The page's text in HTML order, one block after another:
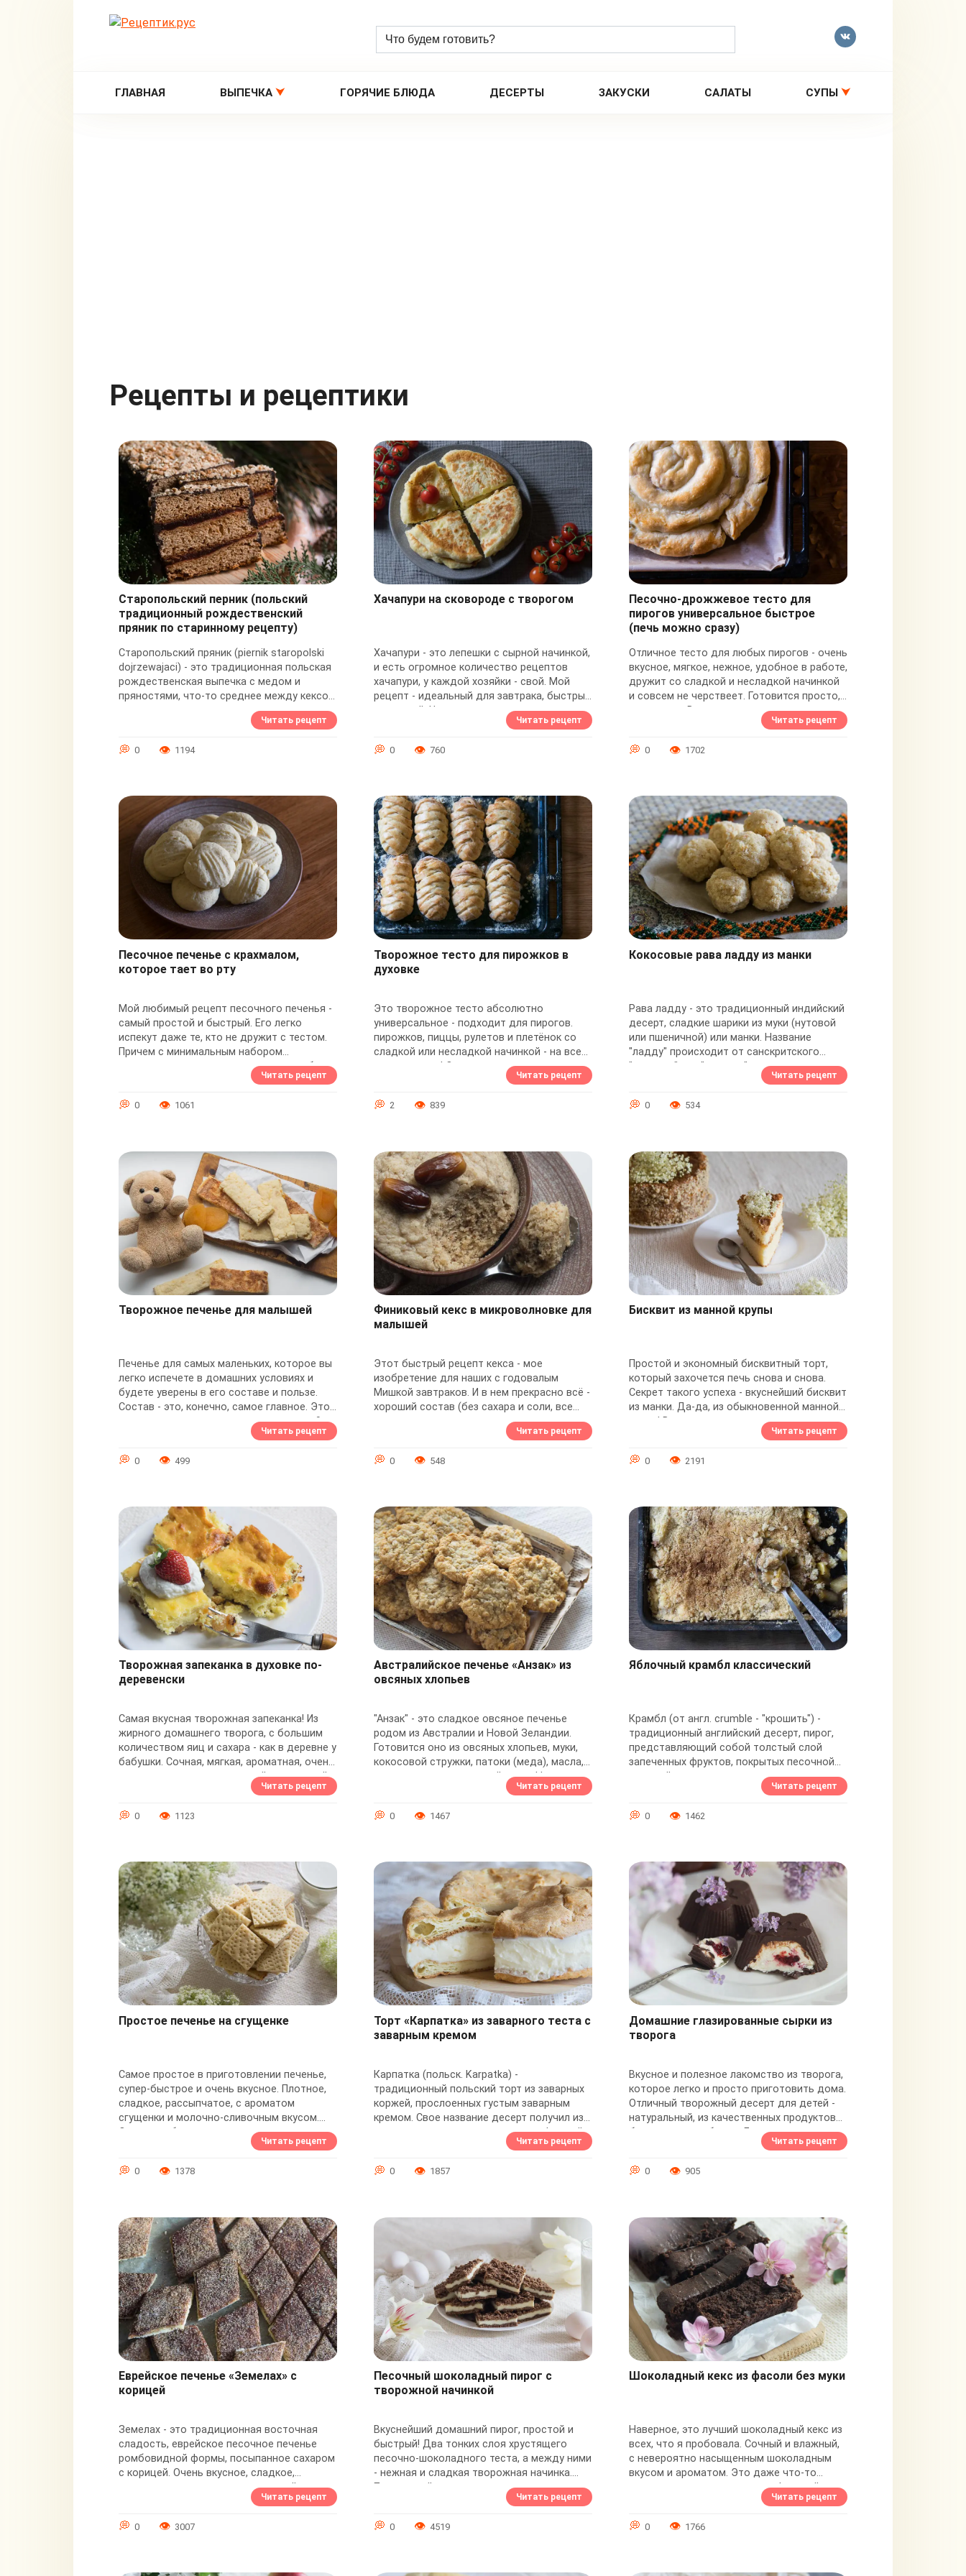
ГЛАВНАЯ ВЫПЕЧКА ГОРЯЧИЕ БЛЮДА ДЕСЕРТЫ ЗАКУСКИ САЛАТЫ СУПЫ
Рецепты и рецептики
Старопольский перник (польский
традиционный рождественский
пряник по старинному рецепту)
Старопольский пряник (piernik staropolski
dojrzewajaci) - это традиционная польская
рождественская выпечка с медом и
пряностями, что-то среднее между кексом
и тортом - медовые коржи, прослоенные...
Читать рецепт
0 1194
Хачапури на сковороде с творогом
Хачапури - это лепешки с сырной начинкой,
и есть огромное количество рецептов
хачапури, у каждой хозяйки - свой. Мой
рецепт - идеальный для завтрака, быстрый
и простой. Читать его гораздо дольше,
Читать рецепт
0 760
Песочно-дрожжевое тесто для
пирогов универсальное быстрое
(печь можно сразу)
Отличное тесто для любых пирогов - очень
вкусное, мягкое, нежное, удобное в работе,
дружит со сладкой и несладкой начинкой
и совсем не черствеет. Готовится просто,
на раз-два. В отличие от...
Читать рецепт
0 1702
Песочное печенье с крахмалом,
которое тает во рту
Мой любимый рецепт песочного печенья -
самый простой и быстрый. Его легко
испекут даже те, кто не дружит с тестом.
Причем с минимальным набором
продуктов и посуды - представьте себе,
Читать рецепт
0 1061
Творожное тесто для пирожков в
духовке
Это творожное тесто абсолютно
универсальное - подходит для пирогов.
пирожков, пиццы, рулетов и плетёнок со
сладкой или несладкой начинкой - на все
случаи жизни! Очень вкусное, мягкое, с
Читать рецепт
2 839
Кокосовые рава ладду из манки
Рава ладду - это традиционный индийский
десерт, сладкие шарики из муки (нутовой
или пшеничной) или манки. Название
"ладду" происходит от санскритского
"ладдука" или "латтика" и означает
Читать рецепт
0 534
Творожное печенье для малышей
Печенье для самых маленьких, которое вы
легко испечете в домашних условиях и
будете уверены в его составе и пользе.
Состав - это, конечно, самое главное. Это
творожное печенье можно малышам с 9...
Читать рецепт
0 499
Финиковый кекс в микроволновке для
малышей
Этот быстрый рецепт кекса - мое
изобретение для наших с годовалым
Мишкой завтраков. И в нем прекрасно всё -
хороший состав (без сахара и соли, все
ингредиенты можно малышам с девяти
Читать рецепт
0 548
Бисквит из манной крупы
Простой и экономный бисквитный торт,
который захочется печь снова и снова.
Секрет такого успеха - вкуснейший бисквит
из манки. Да-да, из обыкновенной манной
крупы! В отличие от классического...
Читать рецепт
0 2191
Творожная запеканка в духовке по-
деревенски
Самая вкусная творожная запеканка! Из
жирного домашнего творога, с большим
количеством яиц и сахара - как в деревне у
бабушки. Сочная, мягкая, ароматная, очень
сладкая, с изюмом и румяной аппетитной...
Читать рецепт
0 1123
Австралийское печенье «Анзак» из
овсяных хлопьев
"Анзак" - это сладкое овсяное печенье
родом из Австралии и Новой Зеландии.
Готовится оно из овсяных хлопьев, муки,
кокосовой стружки, патоки (меда), масла,
сахара, соды и кипяченой воды. Название...
Читать рецепт
0 1467
Яблочный крамбл классический
Крамбл (от англ. crumble - "крошить") -
традиционный английский десерт, пирог,
представляющий собой толстый слой
запеченных фруктов, покрытых песочной
крошкой из муки, сахара и сливочного
Читать рецепт
0 1462
Простое печенье на сгущенке
Самое простое в приготовлении печенье,
супер-быстрое и очень вкусное. Плотное,
сладкое, рассыпчатое, с ароматом
сгущенки и молочно-сливочным вкусом.
Очень удобно, что печенье нарезное - то
Читать рецепт
0 1378
Торт «Карпатка» из заварного теста с
заварным кремом
Карпатка (польск. Karpatka) -
традиционный польский торт из заварных
коржей, прослоенных густым заварным
кремом. Свое название десерт получил из-
за сходства складчатого теста с формой
Читать рецепт
0 1857
Домашние глазированные сырки из
творога
Вкусное и полезное лакомство из творога,
которое легко и просто приготовить дома.
Отличный творожный десерт для детей -
натуральный, из качественных продуктов
без вредных добавок. Для домашних...
Читать рецепт
0 905
Еврейское печенье «Земелах» с
корицей
Земелах - это традиционная восточная
сладость, еврейское песочное печенье
ромбовидной формы, посыпанное сахаром
с корицей. Очень вкусное, сладкое,
рассыпчатое печенье с аппетитной
Читать рецепт
0 3007
Песочный шоколадный пирог с
творожной начинкой
Вкуснейший домашний пирог, простой и
быстрый! Два тонких слоя хрустящего
песочно-шоколадного теста, а между ними
- нежная и сладкая творожная начинка.
Прекрасный вариант выпечки к чаю, ваша
Читать рецепт
0 4519
Шоколадный кекс из фасоли без муки
Наверное, это лучший шоколадный кекс из
всех, что я пробовала. Сочный и влажный,
с невероятно насыщенным шоколадным
вкусом и ароматом. Это даже что-то
среднее между кексом и трюфельной
Читать рецепт
0 1766